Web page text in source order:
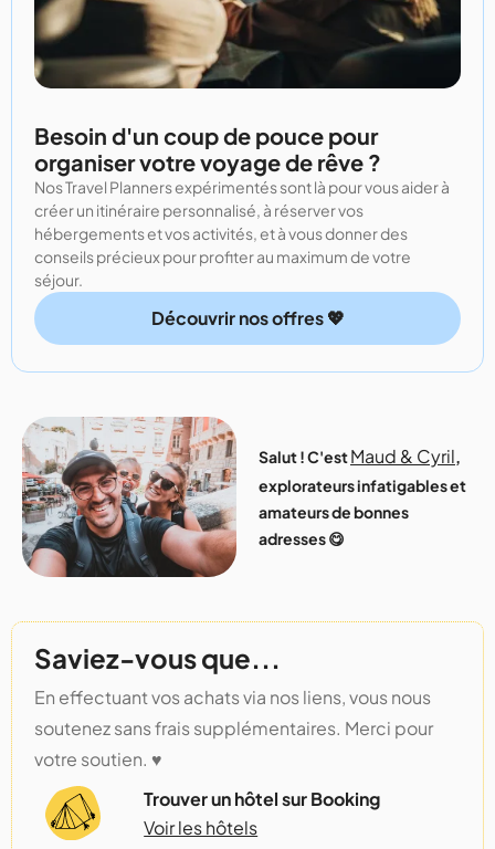
Besoin d'un coup de pouce pour
organiser votre voyage de rêve ?
Nos Travel Planners expérimentés sont là pour vous aider à
créer un itinéraire personnalisé, à réserver vos
hébergements et vos activités, et à vous donner des
conseils précieux pour profiter au maximum de votre
séjour.
Découvrir nos offres 💖
Salut ! C'estMaud & Cyril,
explorateurs infatigables et
amateurs de bonnes
adresses 😋
Saviez-vous que...
En effectuant vos achats via nos liens, vous nous
soutenez sans frais supplémentaires. Merci pour
votre soutien. ♥️
Trouver un hôtel sur Booking
Voir les hôtels